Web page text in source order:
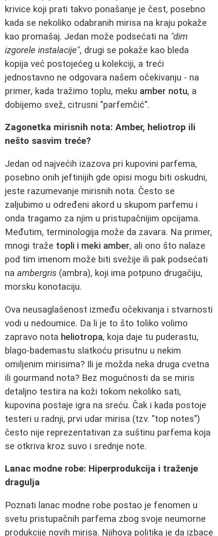
krivice koji prati takvo ponašanje je čest, posebno
kada se nekoliko odabranih mirisa na kraju pokaže
kao promašaj. Jedan može podsećati na "dim
izgorele instalacije", drugi se pokaže kao bleda
kopija već postojećeg u kolekciji, a treći
jednostavno ne odgovara našem očekivanju - na
primer, kada tražimo toplu, meku amber notu, a
dobijemo svež, citrusni "parfemčić".
Zagonetka mirisnih nota: Amber, heliotrop ili
nešto sasvim treće?
Jedan od najvećih izazova pri kupovini parfema,
posebno onih jeftinijih gde opisi mogu biti oskudni,
jeste razumevanje mirisnih nota. Često se
zaljubimo u određeni akord u skupom parfemu i
onda tragamo za njim u pristupačnijim opcijama.
Međutim, terminologija može da zavara. Na primer,
mnogi traže topli i meki amber, ali ono što nalaze
pod tim imenom može biti svežije ili pak podsećati
na ambergris (ambra), koji ima potpuno drugačiju,
morsku konotaciju.
Ova neusaglašenost između očekivanja i stvarnosti
vodi u nedoumice. Da li je to što toliko volimo
zapravo nota heliotropa, koja daje tu puderastu,
blago-bademastu slatkoću prisutnu u nekim
omiljenim mirisima? Ili je možda neka druga cvetna
ili gourmand nota? Bez mogućnosti da se miris
detaljno testira na koži tokom nekoliko sati,
kupovina postaje igra na sreću. Čak i kada postoje
testeri u radnji, prvi udar mirisa (tzv. "top notes")
često nije reprezentativan za suštinu parfema koja
se otkriva kroz suvo i srednje note.
Lanac modne robe: Hiperprodukcija i traženje
dragulja
Poznati lanac modne robe postao je fenomen u
svetu pristupačnih parfema zbog svoje neumorne
produkcije novih mirisa. Njihova politika je da izbace